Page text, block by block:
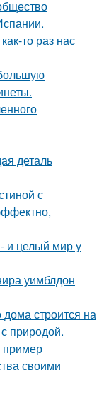
то раз нас
деталь
с
и целый мир у
уимблдон
строится на
природой.
пример
своими